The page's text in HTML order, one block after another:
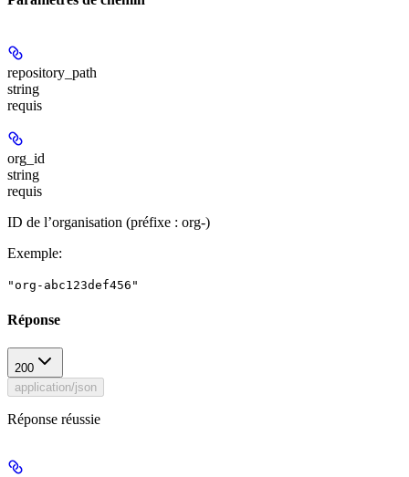
repository_path
string
requis
org_id
string
requis
ID de l’organisation (préfixe : org-)
Exemple:
"org-abc123def456"
Réponse
200
application/json
Réponse réussie